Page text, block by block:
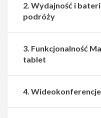
2. Wydajność i
podróży
3. Funkcjonalność
tablet
4.